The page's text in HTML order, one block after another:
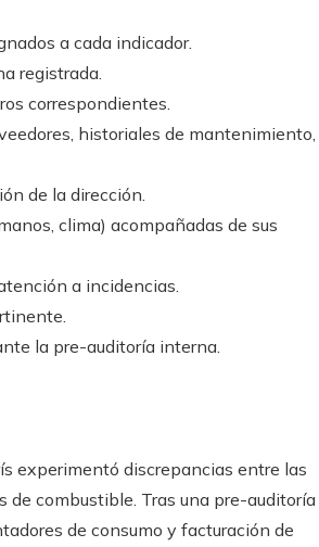
a cada indicador.
registrada.
correspondientes.
historiales de mantenimiento,
de la dirección.
clima) acompañadas de sus
a incidencias.
la pre-auditoría interna.
experimentó discrepancias entre las
de combustible. Tras una pre-auditoría
de consumo y facturación de